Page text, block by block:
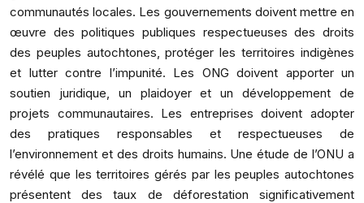
communautés locales. Les gouvernements doivent mettre en
œuvre des politiques publiques respectueuses des droits
des peuples autochtones, protéger les territoires indigènes
et lutter contre l’impunité. Les ONG doivent apporter un
soutien juridique, un plaidoyer et un développement de
projets communautaires. Les entreprises doivent adopter
des pratiques responsables et respectueuses de
l’environnement et des droits humains. Une étude de l’ONU a
révélé que les territoires gérés par les peuples autochtones
présentent des taux de déforestation significativement